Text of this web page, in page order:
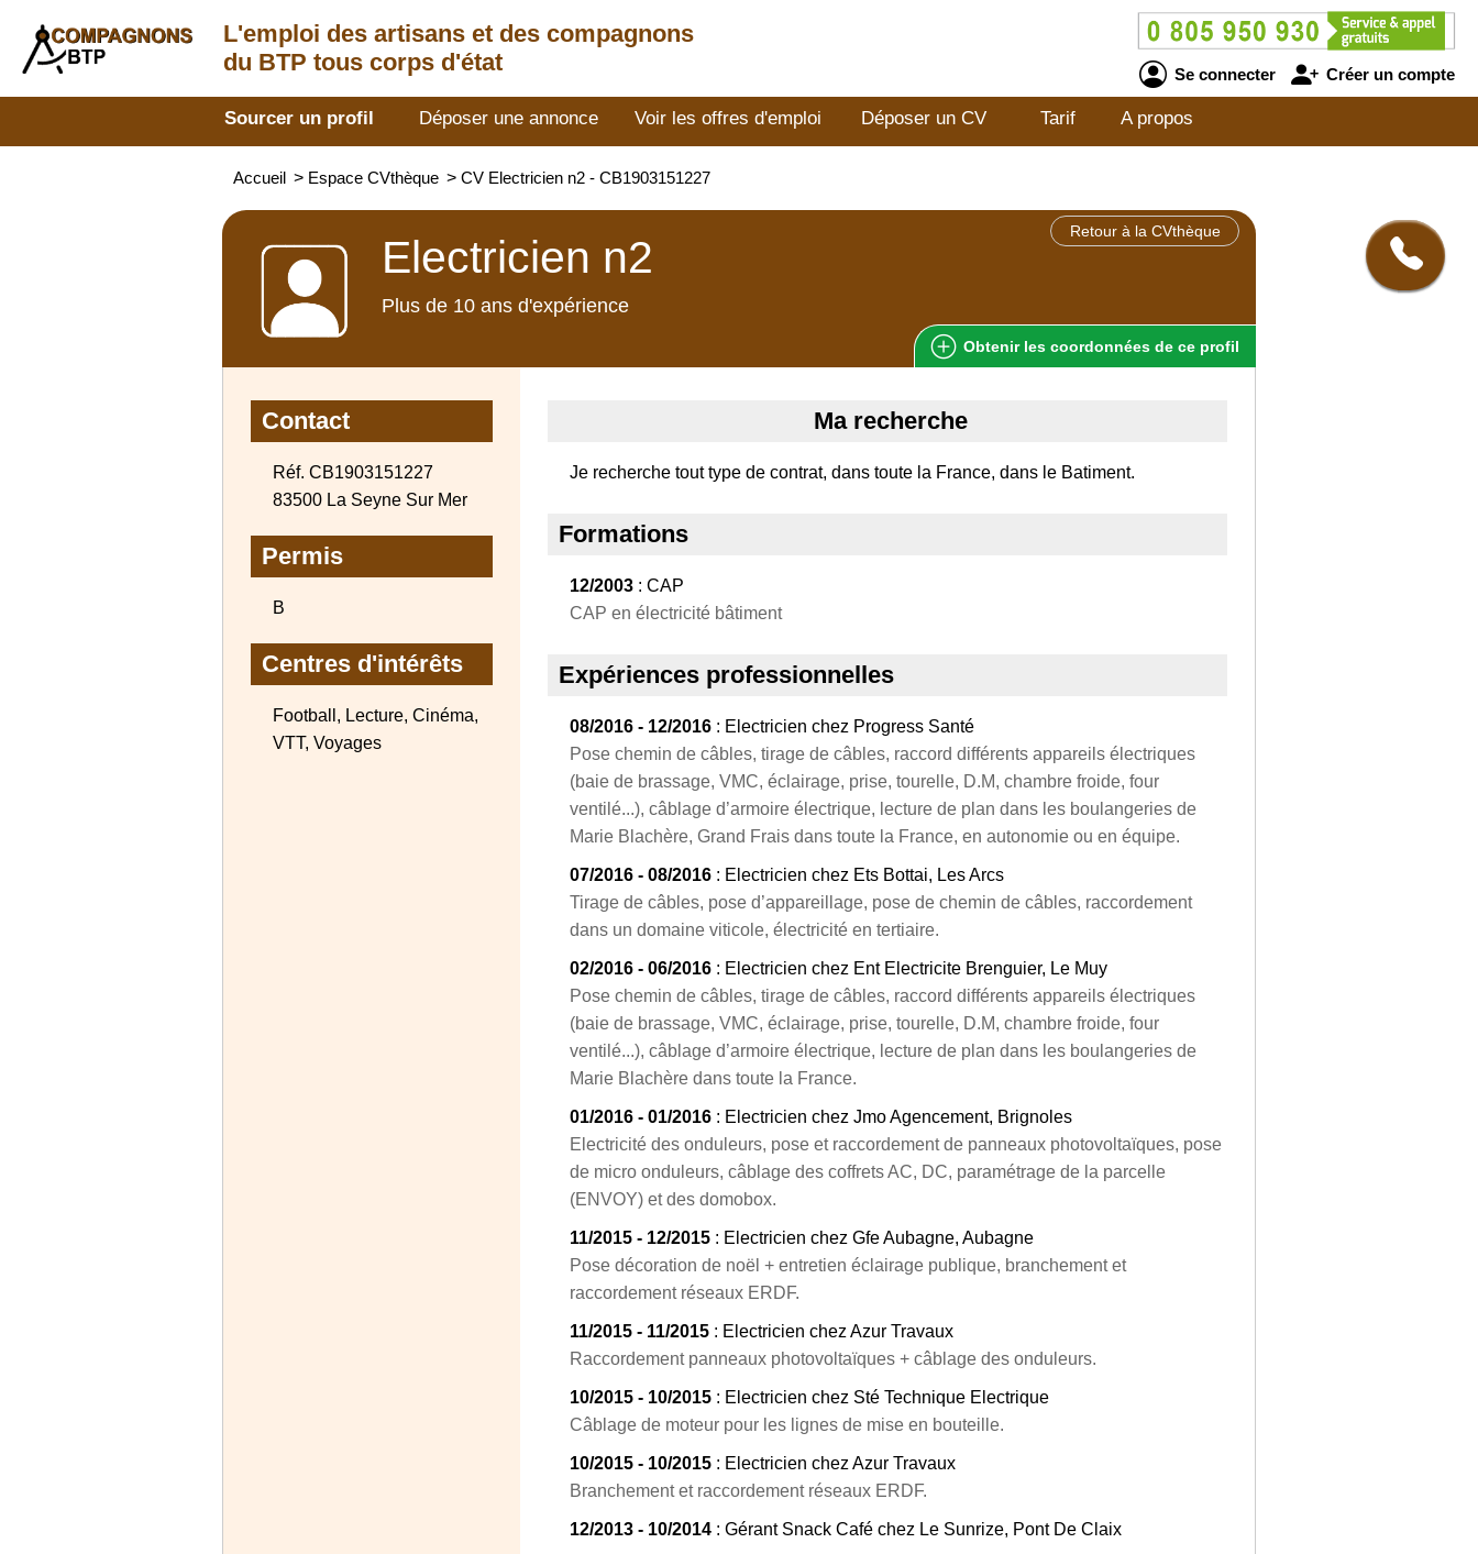
L'emploi des artisans et des compagnons
du BTP tous corps d'état
Se connecter Créer un compte
Sourcer un profil Déposer une annonce Voir les offres d'emploi Déposer un CV Tarif A propos
Accueil > Espace CVthèque > CV Electricien n2 - CB1903151227
Retour à la CVthèque
Electricien n2
Plus de 10 ans d'expérience
Obtenir les coordonnées de ce profil
Contact
Réf. CB1903151227
83500 La Seyne Sur Mer
Permis
B
Centres d'intérêts
Football, Lecture, Cinéma,
VTT, Voyages
Ma recherche
Je recherche tout type de contrat, dans toute la France, dans le Batiment.
Formations
12/2003 : CAP
CAP en électricité bâtiment
Expériences professionnelles
08/2016 - 12/2016 : Electricien chez Progress Santé
Pose chemin de câbles, tirage de câbles, raccord différents appareils électriques
(baie de brassage, VMC, éclairage, prise, tourelle, D.M, chambre froide, four
ventilé...), câblage d’armoire électrique, lecture de plan dans les boulangeries de
Marie Blachère, Grand Frais dans toute la France, en autonomie ou en équipe.
07/2016 - 08/2016 : Electricien chez Ets Bottai, Les Arcs
Tirage de câbles, pose d’appareillage, pose de chemin de câbles, raccordement
dans un domaine viticole, électricité en tertiaire.
02/2016 - 06/2016 : Electricien chez Ent Electricite Brenguier, Le Muy
Pose chemin de câbles, tirage de câbles, raccord différents appareils électriques
(baie de brassage, VMC, éclairage, prise, tourelle, D.M, chambre froide, four
ventilé...), câblage d’armoire électrique, lecture de plan dans les boulangeries de
Marie Blachère dans toute la France.
01/2016 - 01/2016 : Electricien chez Jmo Agencement, Brignoles
Electricité des onduleurs, pose et raccordement de panneaux photovoltaïques, pose
de micro onduleurs, câblage des coffrets AC, DC, paramétrage de la parcelle
(ENVOY) et des domobox.
11/2015 - 12/2015 : Electricien chez Gfe Aubagne, Aubagne
Pose décoration de noël + entretien éclairage publique, branchement et
raccordement réseaux ERDF.
11/2015 - 11/2015 : Electricien chez Azur Travaux
Raccordement panneaux photovoltaïques + câblage des onduleurs.
10/2015 - 10/2015 : Electricien chez Sté Technique Electrique
Câblage de moteur pour les lignes de mise en bouteille.
10/2015 - 10/2015 : Electricien chez Azur Travaux
Branchement et raccordement réseaux ERDF.
12/2013 - 10/2014 : Gérant Snack Café chez Le Sunrize, Pont De Claix